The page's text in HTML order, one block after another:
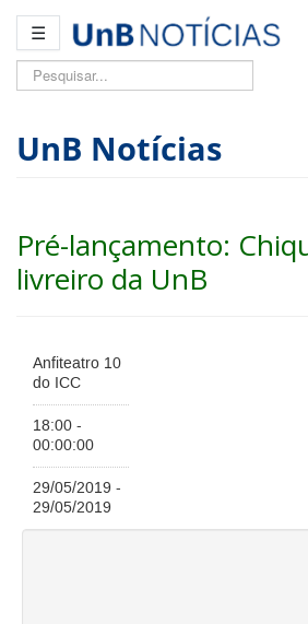
☰
Pesquisar...
UnB Notícias
Pré-lançamento:
livreiro da UnB
Anfiteatro 10
do ICC
18:00 -
00:00:00
29/05/2019 -
29/05/2019